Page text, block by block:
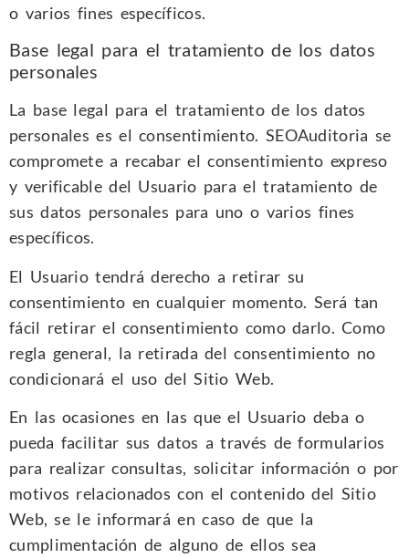
o varios fines específicos.
Base legal para el tratamiento de los datos
personales
La base legal para el tratamiento de los datos
personales es el consentimiento. SEOAuditoria se
compromete a recabar el consentimiento expreso
y verificable del Usuario para el tratamiento de
sus datos personales para uno o varios fines
específicos.
El Usuario tendrá derecho a retirar su
consentimiento en cualquier momento. Será tan
fácil retirar el consentimiento como darlo. Como
regla general, la retirada del consentimiento no
condicionará el uso del Sitio Web.
En las ocasiones en las que el Usuario deba o
pueda facilitar sus datos a través de formularios
para realizar consultas, solicitar información o por
motivos relacionados con el contenido del Sitio
Web, se le informará en caso de que la
cumplimentación de alguno de ellos sea